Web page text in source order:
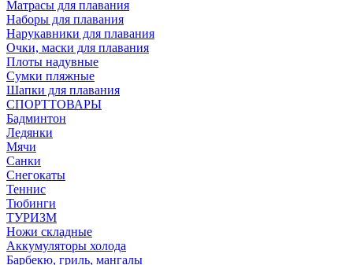
Матрасы для плавания
Наборы для плавания
Нарукавники для плавания
Очки, маски для плавания
Плоты надувные
Сумки пляжные
Шапки для плавания
СПОРТТОВАРЫ
Бадминтон
Ледянки
Мячи
Санки
Снегокаты
Теннис
Тюбинги
ТУРИЗМ
Ножи складные
Аккумуляторы холода
Барбекю, гриль, мангалы